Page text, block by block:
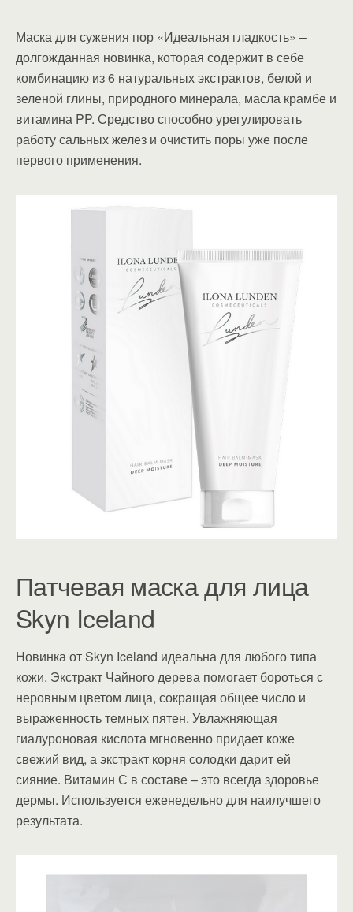
Маска для сужения пор «Идеальная гладкость» –
долгожданная новинка, которая содержит в себе
комбинацию из 6 натуральных экстрактов, белой и
зеленой глины, природного минерала, масла крамбе и
витамина PP. Средство способно урегулировать
работу сальных желез и очистить поры уже после
первого применения.
Патчевая маска для лица
Skyn Iceland
Новинка от Skyn Iceland идеальна для любого типа
кожи. Экстракт Чайного дерева помогает бороться с
неровным цветом лица, сокращая общее число и
выраженность темных пятен. Увлажняющая
гиалуроновая кислота мгновенно придает коже
свежий вид, а экстракт корня солодки дарит ей
сияние. Витамин С в составе – это всегда здоровье
дермы. Используется еженедельно для наилучшего
результата.